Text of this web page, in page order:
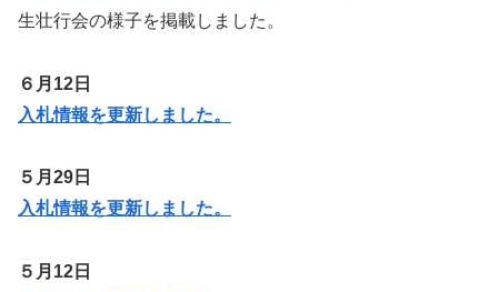
生壮行会の様子を掲載しました。
６月12日
入札情報を更新しました。
５月29日
入札情報を更新しました。
５月12日